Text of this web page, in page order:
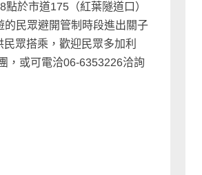
於市道175（紅葉隧道口）
民眾避開管制時段進出關子
眾搭乘，歡迎民眾多加利
，或可電洽06-6353226洽詢